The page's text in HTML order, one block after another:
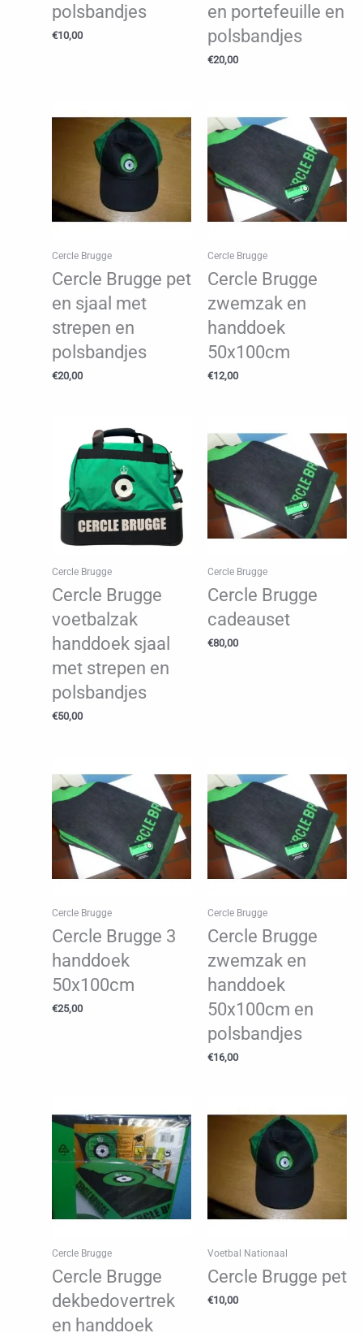
polsbandjes
€10,00
en portefeuille en
polsbandjes
€20,00
Cercle Brugge
Cercle Brugge pet
en sjaal met
strepen en
polsbandjes
€20,00
Cercle Brugge
Cercle Brugge
zwemzak en
handdoek
50x100cm
€12,00
Cercle Brugge
Cercle Brugge
voetbalzak
handdoek sjaal
met strepen en
polsbandjes
€50,00
Cercle Brugge
Cercle Brugge
cadeauset
€80,00
Cercle Brugge
Cercle Brugge 3
handdoek
50x100cm
€25,00
Cercle Brugge
Cercle Brugge
zwemzak en
handdoek
50x100cm en
polsbandjes
€16,00
Cercle Brugge
Cercle Brugge
dekbedovertrek
en handdoek
Voetbal Nationaal
Cercle Brugge pet
€10,00